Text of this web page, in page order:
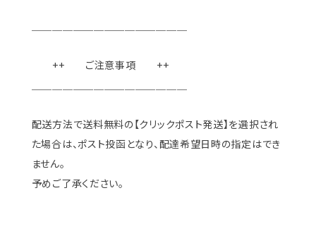
++ ご注意事項 ++
配送方法で送料無料の【クリックポスト発送】を選択され
た場合は、ポスト投函となり、配達希望日時の指定はでき
ません。
予めご了承ください。